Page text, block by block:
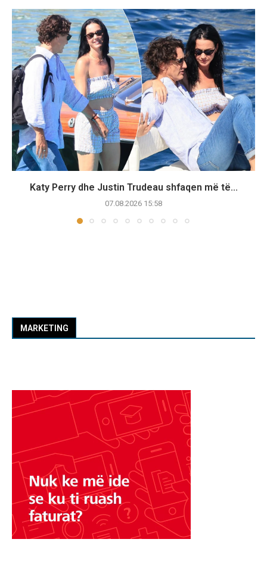
Katy Perry dhe Justin Trudeau shfaqen më të...
07.08.2026 15:58
MARKETING